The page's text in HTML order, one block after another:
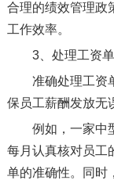
合理的绩效管理政
工作效率。
3、处理工资
准确处理工资
保员工薪酬发放无
例如，一家中
每月认真核对员工
单的准确性。同时